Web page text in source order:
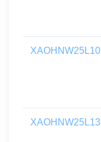
XAOHNW25L10
XAOHNW25L13